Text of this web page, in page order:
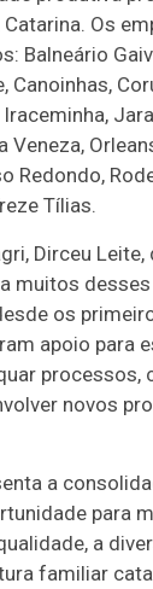
Os
Balneário
Canoinhas,
Iraceminha,
Veneza,
Redondo,
Tílias.
Dirceu
muitos desses
os
apoio para
processos,
novos
a
para
a
familiar